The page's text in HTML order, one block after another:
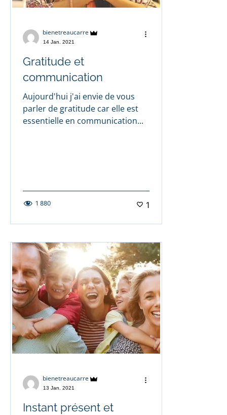
bienetreaucarre
14 Jan. 2021
Gratitude et
communication
Aujourd'hui j'ai envie de vous
parler de gratitude car elle est
essentielle en communication...
1 880 1
bienetreaucarre
13 Jan. 2021
Instant présent et